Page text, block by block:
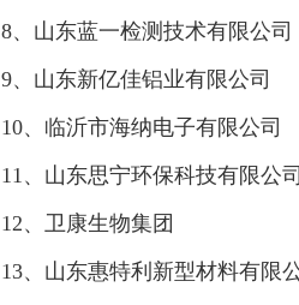
8、山东蓝一检测技术有限公司
9、山东新亿佳铝业有限公司
10、临沂市海纳电子有限公司
11、山东思宁环保科技有限公司
12、卫康生物集团
13、山东惠特利新型材料有限